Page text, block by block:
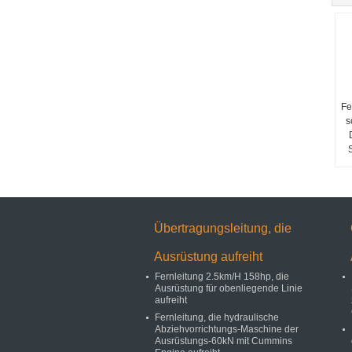
Übertragungsleitung, die
Ausrüstung aufreiht
Fernleitung 2.5km/H 158hp, die
Ausrüstung für obenliegende Linie
aufreiht
Fernleitung, die hydraulische
Abziehvorrichtungs-Maschine der
Ausrüstungs-60kN mit Cummins